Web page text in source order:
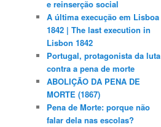
e reinserção social
A última execução em Lisboa
1842 | The last execution in
Lisbon 1842
Portugal, protagonista da luta
contra a pena de morte
ABOLIÇÃO DA PENA DE
MORTE (1867)
Pena de Morte: porque não
falar dela nas escolas?